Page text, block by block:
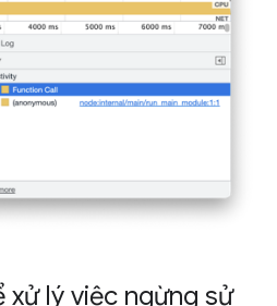
xử lý việc ngừng sử